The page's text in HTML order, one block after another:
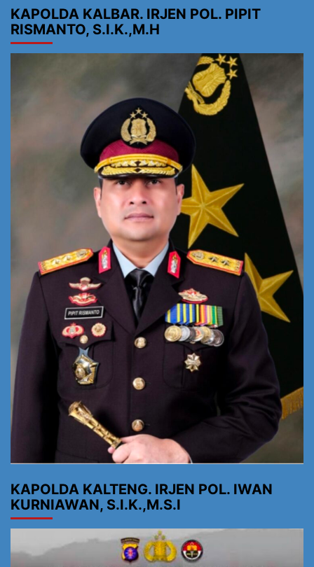
KAPOLDA KALBAR. IRJEN POL. PIPIT
RISMANTO, S.I.K.,M.H
KAPOLDA KALTENG. IRJEN POL. IWAN
KURNIAWAN, S.I.K.,M.S.I